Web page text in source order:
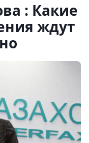
: Какие
ждут